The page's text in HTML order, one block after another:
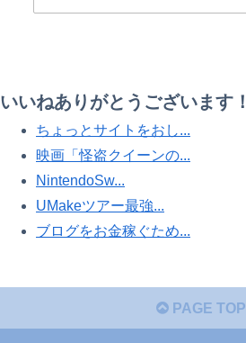
いいねありがとうございます！
ちょっとサイトをおし...
映画「怪盗クイーンの...
NintendoSw...
UMakeツアー最強...
ブログをお金稼ぐため...
PAGE TOP